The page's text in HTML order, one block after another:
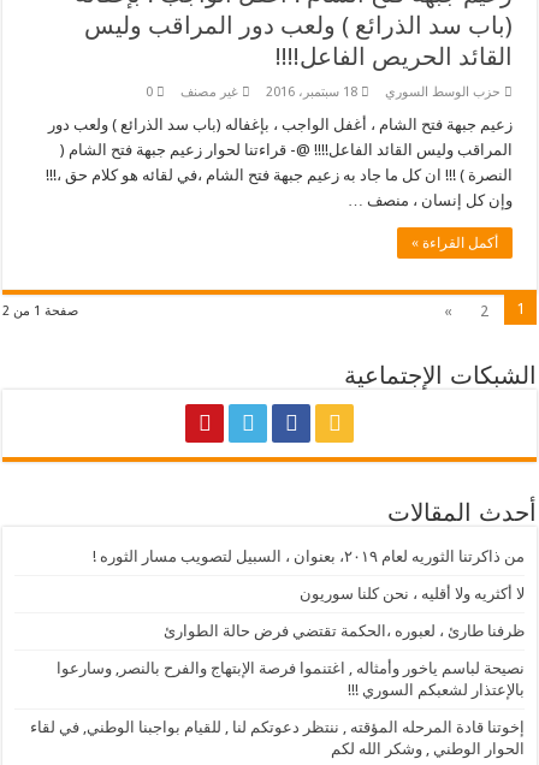
(باب سد الذرائع ) ولعب دور المراقب وليس
القائد الحريص الفاعل!!!!
حزب الوسط السوري 18 سبتمبر، 2016 غير مصنف 0
زعيم جبهة فتح الشام ، أغفل الواجب ، بإغفاله (باب سد الذرائع ) ولعب دور
المراقب وليس القائد الفاعل!!!! @- قراءتنا لحوار زعيم جبهة فتح الشام (
النصرة ) !!! ان كل ما جاد به زعيم جبهة فتح الشام ،في لقائه هو كلام حق ،!!!
وإن كل إنسان ، منصف …
أكمل القراءة »
صفحة 1 من 2 1
2
»
الشبكات الإجتماعية
أحدث المقالات
من ذاكرتنا الثوريه لعام ٢٠١٩، بعنوان ، السبيل لتصويب مسار الثوره !
لا أكثريه ولا أقليه ، نحن كلنا سوريون
ظرفنا طارئ ، لعبوره ،الحكمة تقتضي فرض حالة الطوارئ
نصيحة لباسم ياخور وأمثاله , اغتنموا فرصة الإبتهاج والفرح بالنصر, وسارعوا
بالإعتذار لشعبكم السوري !!!
إخوتنا قادة المرحله المؤقته , ننتظر دعوتكم لنا , للقيام بواجبنا الوطني, في لقاء
الحوار الوطني , وشكر الله لكم